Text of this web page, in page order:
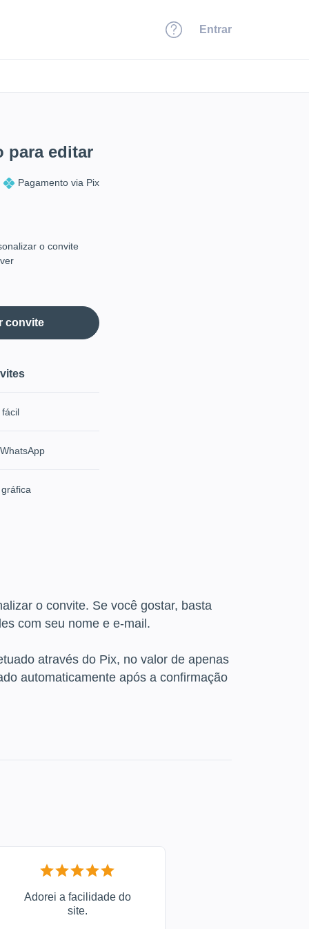
Entrar
para editar
Pagamento via Pix
o convite
convite
o convite. Se você gostar, basta
com seu nome e e-mail.
através do Pix, no valor de apenas
automaticamente após a confirmação
Adorei a facilidade do
site.